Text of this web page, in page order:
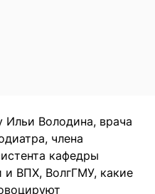
Ильи Володина, врача
члена
кафедры
и ВПХ, ВолгГМУ, какие